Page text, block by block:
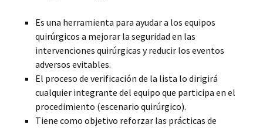
Es una herramienta para ayudar a los equipos
quirúrgicos a mejorar la seguridad en las
intervenciones quirúrgicas y reducir los eventos
adversos evitables.
El proceso de verificación de la lista lo dirigirá
cualquier integrante del equipo que participa en el
procedimiento (escenario quirúrgico).
Tiene como objetivo reforzar las prácticas de